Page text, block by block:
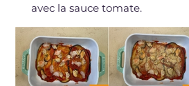
avec la sauce tomate.